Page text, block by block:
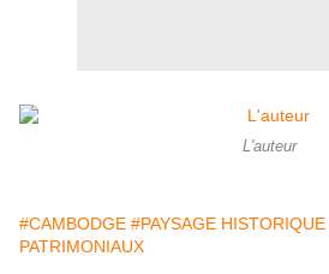
L'auteur
#CAMBODGE #PAYSAGE HISTORIQUE
PATRIMONIAUX